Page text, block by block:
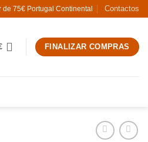
de 75€ Portugal Continental Contactos
FINALIZAR COMPRAS